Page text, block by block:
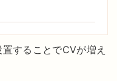
することでCVが増え